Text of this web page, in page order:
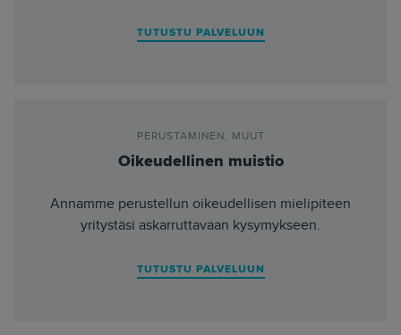
TUTUSTU PALVELUUN
PERUSTAMINEN, MUUT
Oikeudellinen muistio
Annamme perustellun oikeudellisen mielipiteen
yritystäsi askarruttavaan kysymykseen.
TUTUSTU PALVELUUN